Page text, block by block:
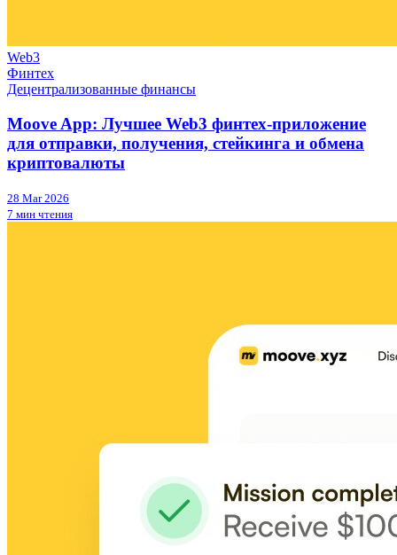
Web3
Финтех
Децентрализованные финансы
Moove App: Лучшее Web3 финтех-приложение
для отправки, получения, стейкинга и обмена
криптовалюты
28 Mar 2026
7 мин чтения